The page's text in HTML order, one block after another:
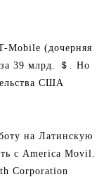
Mobile (дочерняя
39 млрд. ＄. Но
США
на Латинскую
с America Movil.
Corporation